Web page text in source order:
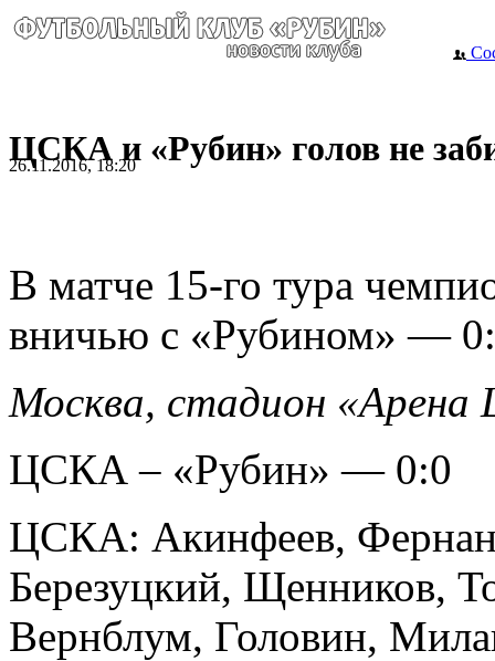
ЦСКА и «Рубин» голов не
26.11.2016, 18:20
В матче 15-го тура
вничью с «Рубином» —
Москва, стадион
ЦСКА – «Рубин» — 0:0
ЦСКА: Акинфеев,
Березуцкий, Щенников,
Вернблум, Головин,